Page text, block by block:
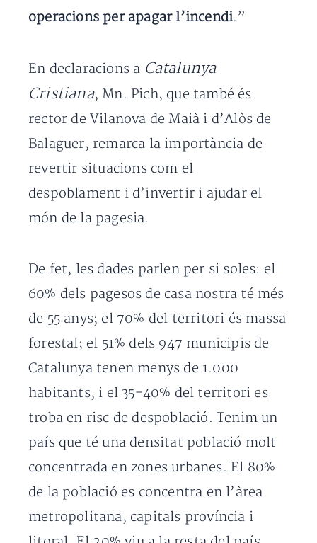
operacions per apagar l’incendi.”
En declaracions a Catalunya
Cristiana, Mn. Pich, que també és
rector de Vilanova de Maià i d’Alòs de
Balaguer, remarca la importància de
revertir situacions com el
despoblament i d’invertir i ajudar el
món de la pagesia.
De fet, les dades parlen per si soles: el
60% dels pagesos de casa nostra té més
de 55 anys; el 70% del territori és massa
forestal; el 51% dels 947 municipis de
Catalunya tenen menys de 1.000
habitants, i el 35-40% del territori es
troba en risc de despoblació. Tenim un
país que té una densitat població molt
concentrada en zones urbanes. El 80%
de la població es concentra en l’àrea
metropolitana, capitals província i